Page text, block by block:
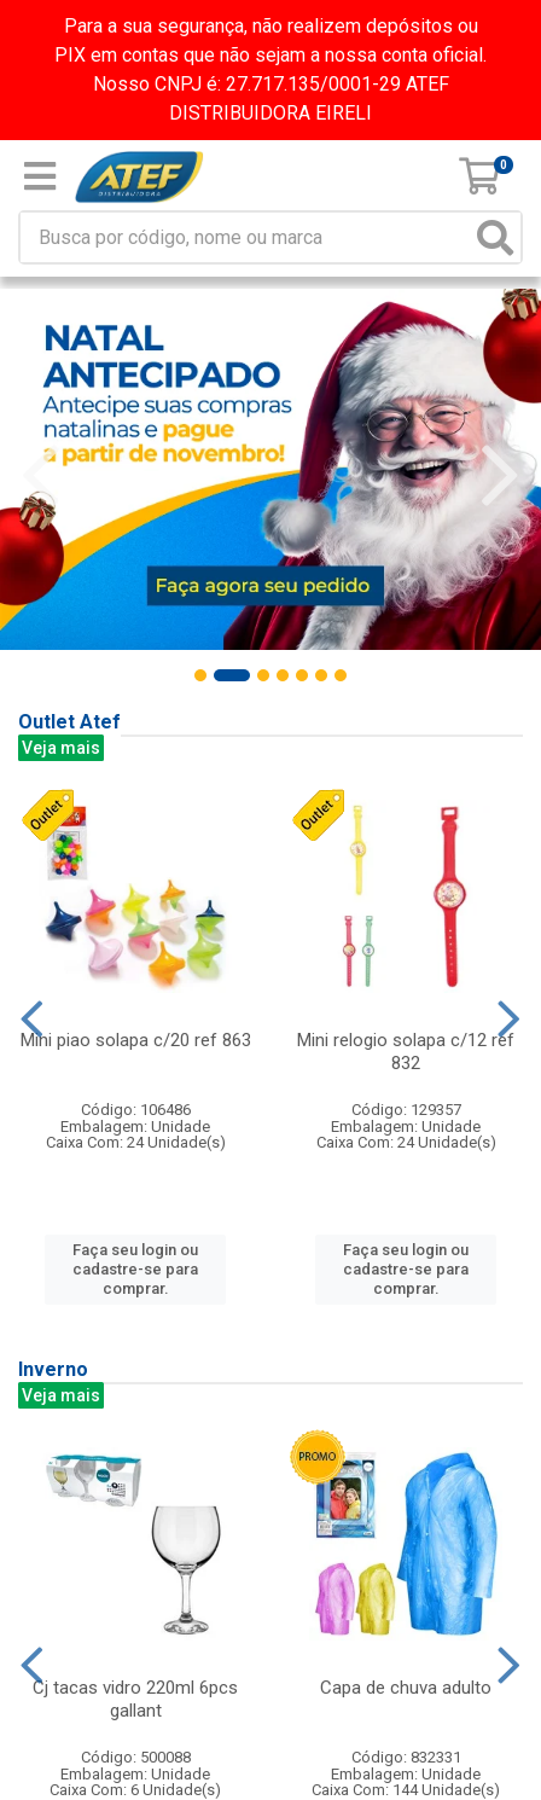
Para a sua segurança, não realizem depósitos ou
PIX em contas que não sejam a nossa conta oficial.
Nosso CNPJ é: 27.717.135/0001-29 ATEF
DISTRIBUIDORA EIRELI
0
Outlet Atef
Veja mais
Mini piao solapa c/20 ref 863
Código: 106486
Embalagem: Unidade
Caixa Com: 24 Unidade(s)
Faça seu login ou
cadastre-se para
comprar.
Mini relogio solapa c/12 ref
832
Código: 129357
Embalagem: Unidade
Caixa Com: 24 Unidade(s)
Faça seu login ou
cadastre-se para
comprar.
Inverno
Veja mais
Cj tacas vidro 220ml 6pcs
gallant
Código: 500088
Embalagem: Unidade
Caixa Com: 6 Unidade(s)
Capa de chuva adulto
Código: 832331
Embalagem: Unidade
Caixa Com: 144 Unidade(s)